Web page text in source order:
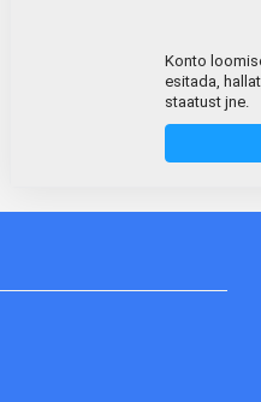
Konto
esitada,
staatust jne.